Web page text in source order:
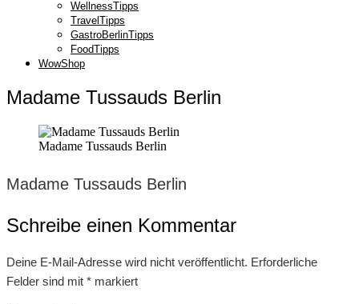
WellnessTipps
TravelTipps
GastroBerlinTipps
FoodTipps
WowShop
Madame Tussauds Berlin
Madame Tussauds Berlin
Madame Tussauds Berlin
Schreibe einen Kommentar
Deine E-Mail-Adresse wird nicht veröffentlicht. Erforderliche
Felder sind mit * markiert